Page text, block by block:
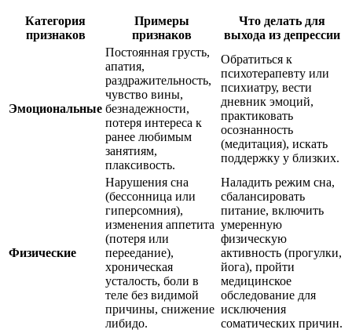
Категория
признаков
Примеры
признаков
Что делать для
выхода из депрессии
Эмоциональные
Постоянная грусть,
апатия,
раздражительность,
чувство вины,
безнадежности,
потеря интереса к
ранее любимым
занятиям,
плаксивость.
Обратиться к
психотерапевту или
психиатру, вести
дневник эмоций,
практиковать
осознанность
(медитация), искать
поддержку у близких.
Физические
Нарушения сна
(бессонница или
гиперсомния),
изменения аппетита
(потеря или
переедание),
хроническая
усталость, боли в
теле без видимой
причины, снижение
либидо.
Наладить режим сна,
сбалансировать
питание, включить
умеренную
физическую
активность (прогулки,
йога), пройти
медицинское
обследование для
исключения
соматических причин.